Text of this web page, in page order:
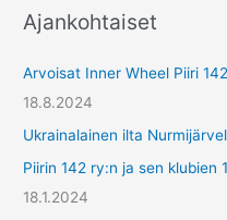
y
Ajankohtaiset
Arvoisat Inner Wheel Piiri
18.8.2024
Ukrainalainen ilta
Piirin 142 ry:n ja sen
18.1.2024